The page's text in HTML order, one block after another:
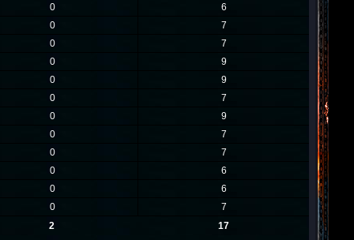
0
6
0
7
0
7
0
9
0
9
0
7
0
9
0
7
0
7
0
6
0
6
0
7
2
17